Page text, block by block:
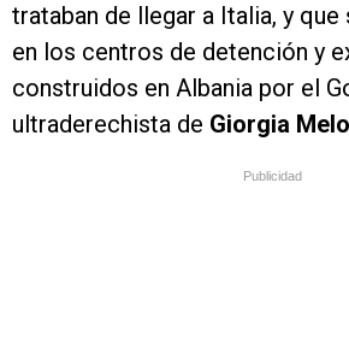
trataban de llegar a Italia, y que
en los centros de detención y
construidos en Albania por el
ultraderechista de Giorgia
Publicidad